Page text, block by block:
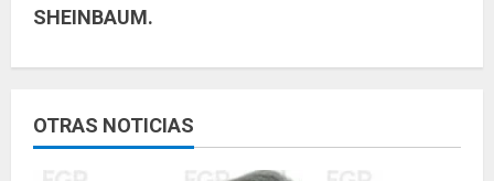
e
l
e
y
SHEINBAUM.
OTRAS NOTICIAS